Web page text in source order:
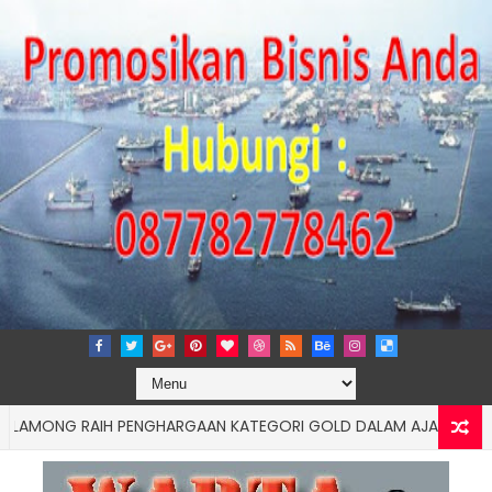
RAIH PENGHARGAAN KATEGORI GOLD DALAM AJANG TJSL &